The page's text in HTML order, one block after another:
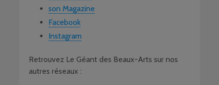
son Magazine
Facebook
Instagram
Retrouvez Le Géant des Beaux-Arts sur nos
autres réseaux :